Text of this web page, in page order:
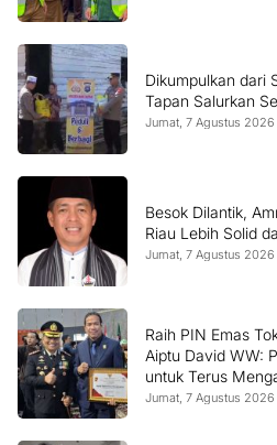
Dikumpulkan dari
Tapan Salurkan
Jumat, 7 Agustus 2026
Besok Dilantik,
Riau Lebih Solid
Jumat, 7 Agustus 2026
Raih PIN Emas
Aiptu David WW:
untuk Terus
Jumat, 7 Agustus 2026